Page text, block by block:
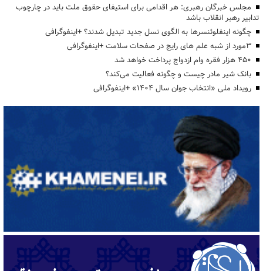
مجلس خبرگان رهبری: هر اقدامی برای استیفای حقوق ملت باید در چارچوب
تدابیر رهبر انقلاب باشد
چگونه اینفلوئنسرها به الگوی نسل جدید تبدیل شدند؟ +اینفوگرافی
3مورد از شبه علم های رایج در صفحات سلامت +اینفوگرافی
۴۵۰ هزار فقره وام ازدواج پرداخت خواهد شد
بانک شیر مادر چیست و چگونه فعالیت می‌کند؟
رویداد ملی «انتخاب جوان سال ۱۴۰۴» +اینفوگرافی